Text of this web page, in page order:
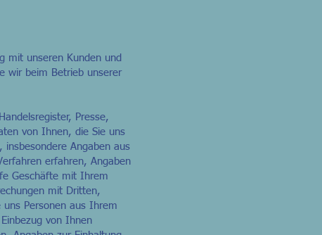
mit unseren Kunden und
wir beim Betrieb unserer
Presse,
von Ihnen, die Sie uns
Angaben aus
erfahren, Angaben
Geschäfte mit Ihrem
mit Dritten,
Personen aus Ihrem
von Ihnen